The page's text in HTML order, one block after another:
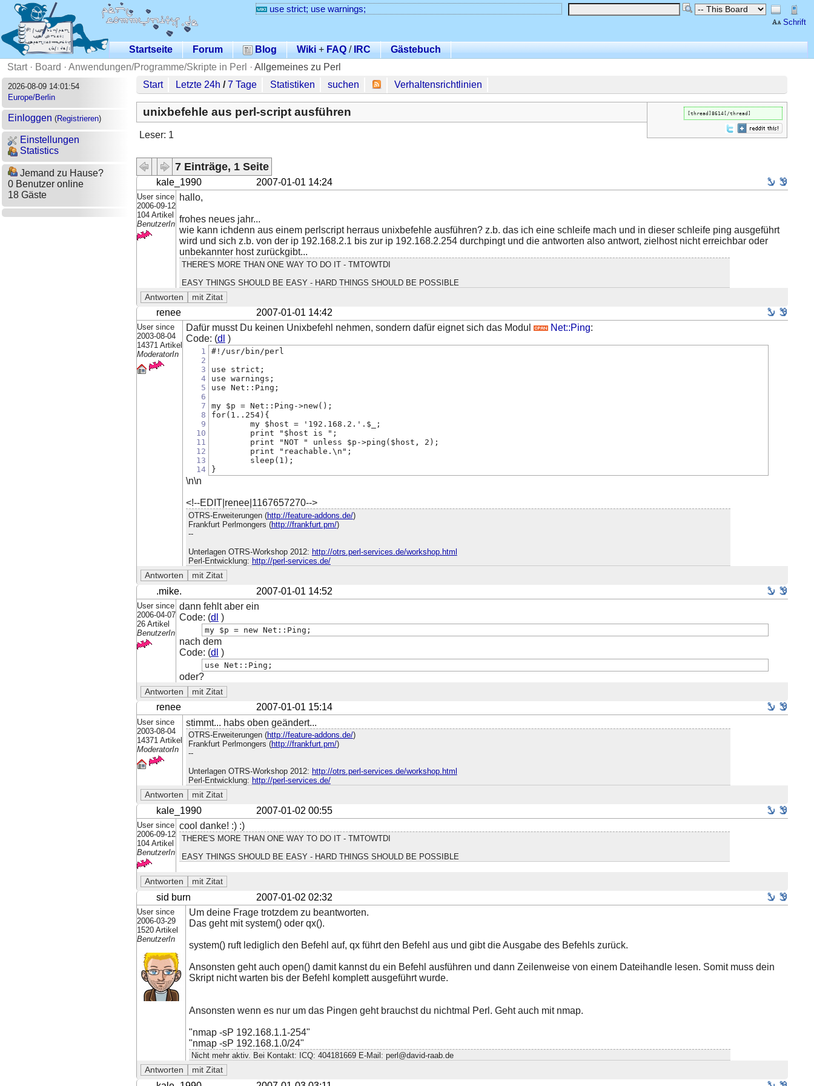
Schrift
use strict; use warnings;
Startseite Forum Blog Wiki+ FAQ /IRC
Gästebuch
Start· Board · Anwendungen/Programme/Skripte in Perl · Allgemeines zu Perl
2026-08-09 14:01:54
Europe/Berlin
Einloggen (Registrieren)
Einstellungen
Statistics
Jemand zu Hause?
0 Benutzer online
18 Gäste
Start Letzte 24h /7 Tage Statistiken suchen Verhaltensrichtlinien
[thread]8614[/thread]
unixbefehle aus perl-script ausführen
Leser: 1
7 Einträge, 1 Seite
kale_1990 2007-01-01 14:24
User since
2006-09-12
104 Artikel
BenutzerIn
hallo,
frohes neues jahr...
wie kann ichdenn aus einem perlscript herraus unixbefehle ausführen? z.b. das ich eine schleife mach und in dieser schleife ping ausgeführt
wird und sich z.b. von der ip 192.168.2.1 bis zur ip 192.168.2.254 durchpingt und die antworten also antwort, zielhost nicht erreichbar oder
unbekannter host zurückgibt...
THERE'S MORE THAN ONE WAY TO DO IT - TMTOWTDI
EASY THINGS SHOULD BE EASY - HARD THINGS SHOULD BE POSSIBLE
renee 2007-01-01 14:42
User since
2003-08-04
14371 Artikel
ModeratorIn
Dafür musst Du keinen Unixbefehl nehmen, sondern dafür eignet sich das Modul Net::Ping:
Code: (dl )
1
2
3
4
5
6
7
8
9
10
11
12
13
14
#!/usr/bin/perl
use strict;
use warnings;
use Net::Ping;
my $p = Net::Ping->new();
for(1..254){
        my $host = '192.168.2.'.$_;
        print "$host is ";
        print "NOT " unless $p->ping($host, 2);
        print "reachable.\n";
        sleep(1);
}
\n\n
<!--EDIT|renee|1167657270-->
OTRS-Erweiterungen (http://feature-addons.de/)
Frankfurt Perlmongers (http://frankfurt.pm/)
--
Unterlagen OTRS-Workshop 2012: http://otrs.perl-services.de/workshop.html
Perl-Entwicklung: http://perl-services.de/
.mike. 2007-01-01 14:52
User since
2006-04-07
26 Artikel
BenutzerIn
dann fehlt aber ein
Code: (dl )
my $p = new Net::Ping;
nach dem
Code: (dl )
use Net::Ping;
oder?
renee 2007-01-01 15:14
User since
2003-08-04
14371 Artikel
ModeratorIn
stimmt... habs oben geändert...
OTRS-Erweiterungen (http://feature-addons.de/)
Frankfurt Perlmongers (http://frankfurt.pm/)
--
Unterlagen OTRS-Workshop 2012: http://otrs.perl-services.de/workshop.html
Perl-Entwicklung: http://perl-services.de/
kale_1990 2007-01-02 00:55
User since
2006-09-12
104 Artikel
BenutzerIn
cool danke! :) :)
THERE'S MORE THAN ONE WAY TO DO IT - TMTOWTDI
EASY THINGS SHOULD BE EASY - HARD THINGS SHOULD BE POSSIBLE
sid burn 2007-01-02 02:32
User since
2006-03-29
1520 Artikel
BenutzerIn
Um deine Frage trotzdem zu beantworten.
Das geht mit system() oder qx().
system() ruft lediglich den Befehl auf, qx führt den Befehl aus und gibt die Ausgabe des Befehls zurück.
Ansonsten geht auch open() damit kannst du ein Befehl ausführen und dann Zeilenweise von einem Dateihandle lesen. Somit muss dein
Skript nicht warten bis der Befehl komplett ausgeführt wurde.
Ansonsten wenn es nur um das Pingen geht brauchst du nichtmal Perl. Geht auch mit nmap.
"nmap -sP 192.168.1.1-254"
"nmap -sP 192.168.1.0/24"
Nicht mehr aktiv. Bei Kontakt: ICQ: 404181669 E-Mail: perl@david-raab.de